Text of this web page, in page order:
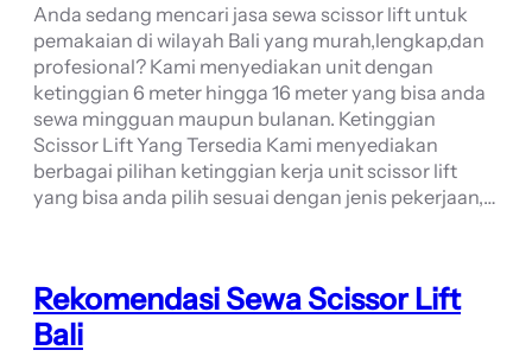
Anda sedang mencari jasa sewa scissor lift untuk
pemakaian di wilayah Bali yang murah,lengkap,dan
profesional? Kami menyediakan unit dengan
ketinggian 6 meter hingga 16 meter yang bisa anda
sewa mingguan maupun bulanan. Ketinggian
Scissor Lift Yang Tersedia Kami menyediakan
berbagai pilihan ketinggian kerja unit scissor lift
yang bisa anda pilih sesuai dengan jenis pekerjaan,…
Rekomendasi Sewa Scissor Lift
Bali